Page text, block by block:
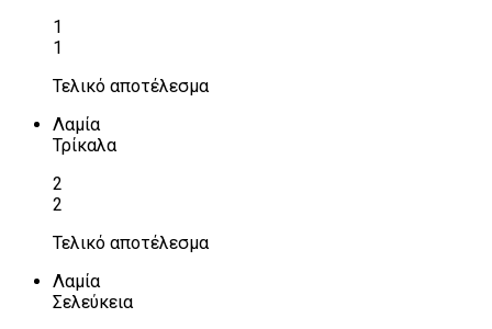
1
1
Τελικό αποτέλεσμα
Λαμία
Τρίκαλα
2
2
Τελικό αποτέλεσμα
Λαμία
Σελεύκεια